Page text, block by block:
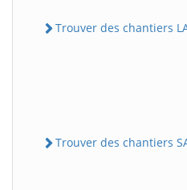
Trouver des chantiers
Trouver des chantiers